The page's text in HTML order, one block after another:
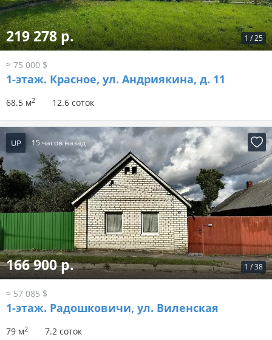
1 /25
219 278 р.
≈ 75 000 $
1-этаж. Красное, ул. Андриякина, д. 11
68.5 м2 12.6 соток
UP 15 часов назад
1 /38
166 900 р.
≈ 57 085 $
1-этаж. Радошковичи, ул. Виленская
79 м2 7.2 соток